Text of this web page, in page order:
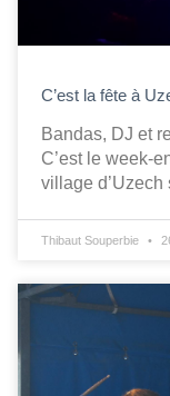
C’est la fête à
Bandas, DJ et
C’est le week-
village d’Uzech
Thibaut Souperbie